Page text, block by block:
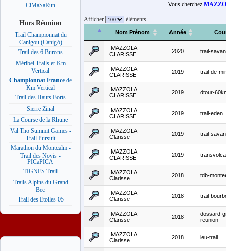
CiMaSaRun
Hors Réunion
Trail Championnat du
Canigou (Canigó)
Trail des 6 Burons
Méribel Trails et Km
Vertical
Championnat France de
Km Vertical
Trail des Hauts Forts
Sierre Zinal
La Course de la Rhune
Val Tho Summit Games -
Trail Pursuit
Marathon du Montcalm -
Trail des Novis -
PICaPICA
TIGNES Trail
Trails Alpins du Grand
Bec
Trail des Etoiles 05
Vous cherchez
Afficher éléments
Nom Prénom Année
MAZZOLA
CLARISSE
2020 trail-
MAZZOLA
CLARISSE
2019 trail-de-
MAZZOLA
CLARISSE
2019 dtour-
MAZZOLA
CLARISSE
2019 trail-eden
MAZZOLA
Clarisse
2019 trail-
MAZZOLA
CLARISSE
2019
MAZZOLA
Clarisse
2018 tdb-
MAZZOLA
Clarisse
2018 trail-
MAZZOLA
Clarisse
2018
dossard-
reunion
MAZZOLA
Clarisse
2018 leu-trail